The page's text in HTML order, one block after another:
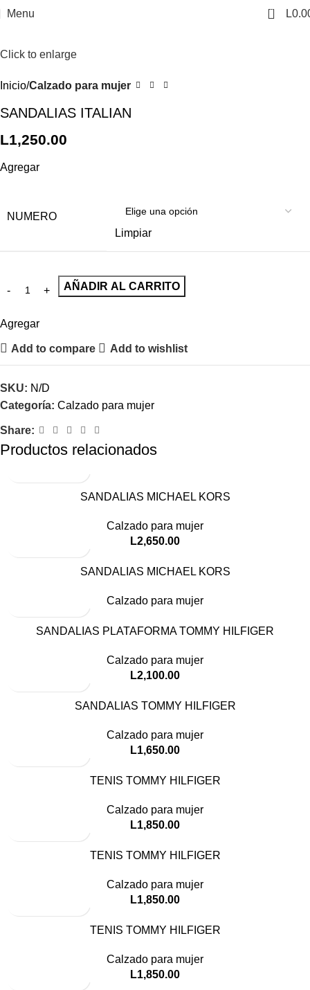
Menu 0 L
Click to enlarge
Inicio Calzado para mujer
SANDALIAS ITALIAN
L1,250.00
Agregar
NUMERO
Limpiar
AÑADIR AL CARRITO
Agregar
Add to compare Add to wishlist
SKU: N/D
Categoría: Calzado para mujer
Share:
Productos relacionados
SANDALIAS MICHAEL KORS
Calzado para mujer
L2,650.00
SANDALIAS MICHAEL KORS
Calzado para mujer
SANDALIAS PLATAFORMA TOMMY HILFIGER
Calzado para mujer
L2,100.00
SANDALIAS TOMMY HILFIGER
Calzado para mujer
L1,650.00
TENIS TOMMY HILFIGER
Calzado para mujer
L1,850.00
TENIS TOMMY HILFIGER
Calzado para mujer
L1,850.00
TENIS TOMMY HILFIGER
Calzado para mujer
L1,850.00